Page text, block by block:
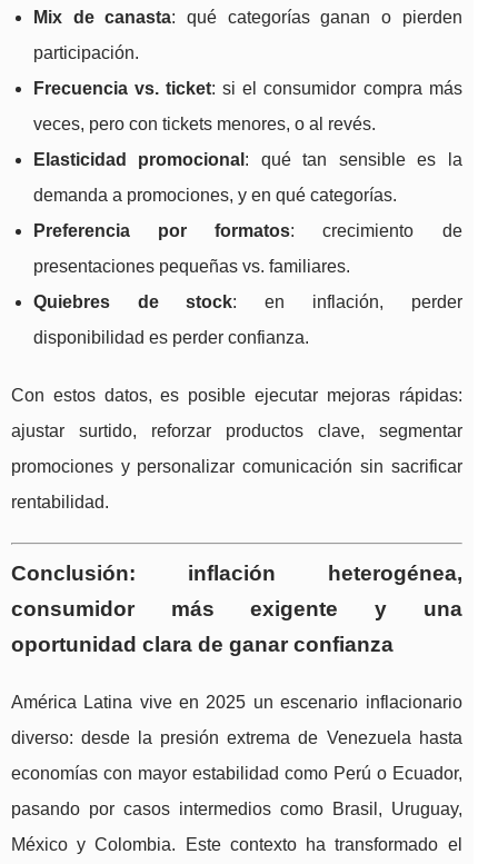
Mix de canasta: qué categorías ganan o pierden
participación.
Frecuencia vs. ticket: si el consumidor compra más
veces, pero con tickets menores, o al revés.
Elasticidad promocional : qué tan sensible es la
demanda a promociones, y en qué categorías.
Preferencia por formatos: crecimiento de
presentaciones pequeñas vs. familiares.
Quiebres de stock: en inflación, perder
disponibilidad es perder confianza.
Con estos datos, es posible ejecutar mejoras rápidas:
ajustar surtido, reforzar productos clave, segmentar
promociones y personalizar comunicación sin sacrificar
rentabilidad.
Conclusión: inflación heterogénea,
consumidor más exigente y una
oportunidad clara de ganar confianza
América Latina vive en 2025 un escenario inflacionario
diverso: desde la presión extrema de Venezuela hasta
economías con mayor estabilidad como Perú o Ecuador,
pasando por casos intermedios como Brasil, Uruguay,
México y Colombia. Este contexto ha transformado el